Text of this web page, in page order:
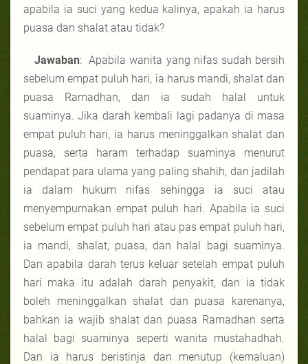
apabila ia suci yang kedua kalinya, apakah ia harus
puasa dan shalat atau tidak?
Jawaban: Apabila wanita yang nifas sudah bersih
sebelum empat puluh hari, ia harus mandi, shalat dan
puasa Ramadhan, dan ia sudah halal untuk
suaminya. Jika darah kembali lagi padanya di masa
empat puluh hari, ia harus meninggalkan shalat dan
puasa, serta haram terhadap suaminya menurut
pendapat para ulama yang paling shahih, dan jadilah
ia dalam hukum nifas sehingga ia suci atau
menyempurnakan empat puluh hari. Apabila ia suci
sebelum empat puluh hari atau pas empat puluh hari,
ia mandi, shalat, puasa, dan halal bagi suaminya.
Dan apabila darah terus keluar setelah empat puluh
hari maka itu adalah darah penyakit, dan ia tidak
boleh meninggalkan shalat dan puasa karenanya,
bahkan ia wajib shalat dan puasa Ramadhan serta
halal bagi suaminya seperti wanita mustahadhah.
Dan ia harus beristinja dan menutup (kemaluan)